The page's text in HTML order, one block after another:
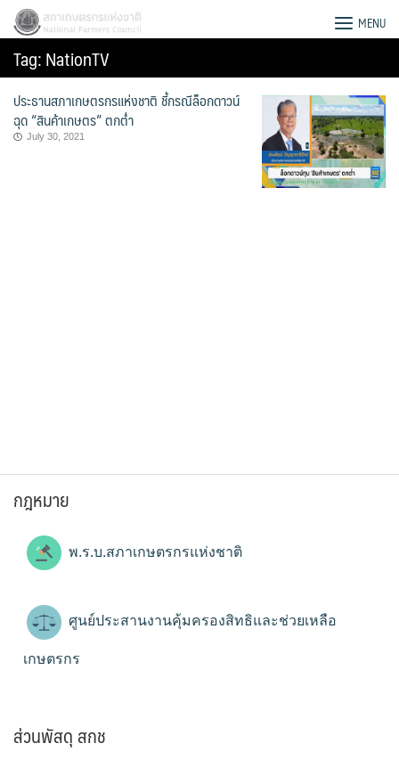
Skip
content
สภาเกษตรกรแห่งชาติ MENU
Tag:NationTV
ประธานสภาเกษตรกรแห่งชาติ ชี้กรณีล็อกดาวน์
ฉุด “สินค้าเกษตร” ตกต่ำ
July 30, 2021
กฎหมาย
พ.ร.บ.สภาเกษตรกรแห่งชาติ
ศูนย์ประสานงานคุ้มครองสิทธิและช่วยเหลือ
เกษตรกร
ส่วนพัสดุ สกช